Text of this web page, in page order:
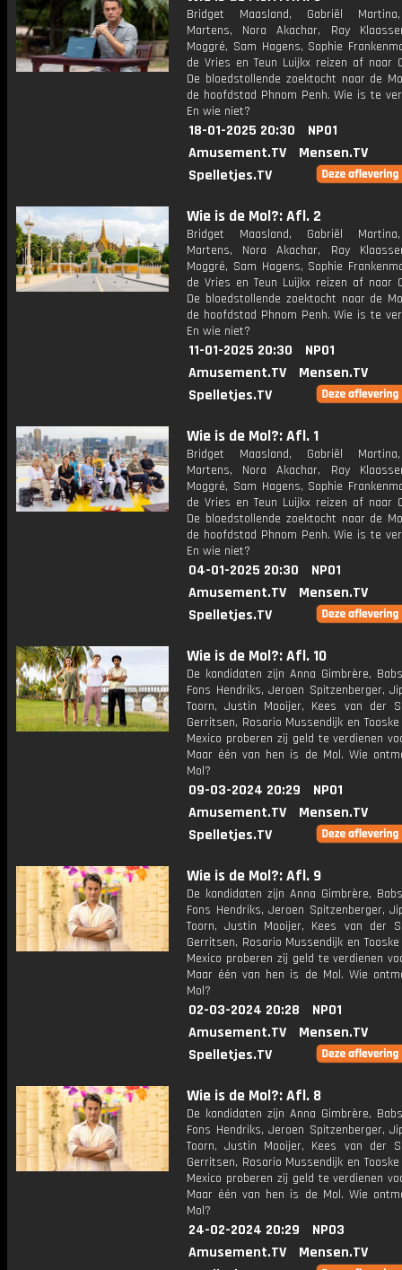
Bridget Maasland, Gabriël
Martens, Nora Akachar, Ray
Moggré, Sam Hagens, Sophie
de Vries en Teun Luijkx reizen af naar
De bloedstollende zoektocht naar de
de hoofdstad Phnom Penh. Wie is te
En wie niet?
18-01-2025 20:30
NPO1
Amusement.TV
Mensen.TV
Spelletjes.TV
Wie is de Mol?: Afl. 2
Bridget Maasland, Gabriël
Martens, Nora Akachar, Ray
Moggré, Sam Hagens, Sophie
de Vries en Teun Luijkx reizen af naar
De bloedstollende zoektocht naar de
de hoofdstad Phnom Penh. Wie is te
En wie niet?
11-01-2025 20:30
NPO1
Amusement.TV
Mensen.TV
Spelletjes.TV
Wie is de Mol?: Afl. 1
Bridget Maasland, Gabriël
Martens, Nora Akachar, Ray
Moggré, Sam Hagens, Sophie
de Vries en Teun Luijkx reizen af naar
De bloedstollende zoektocht naar de
de hoofdstad Phnom Penh. Wie is te
En wie niet?
04-01-2025 20:30
NPO1
Amusement.TV
Mensen.TV
Spelletjes.TV
Wie is de Mol?: Afl. 10
De kandidaten zijn Anna Gimbrère,
Fons Hendriks, Jeroen Spitzenberger,
Toorn, Justin Mooijer, Kees van der
Gerritsen, Rosario Mussendijk en
Mexico proberen zij geld te verdienen
Maar één van hen is de Mol. Wie
Mol?
09-03-2024 20:29
NPO1
Amusement.TV
Mensen.TV
Spelletjes.TV
Wie is de Mol?: Afl. 9
De kandidaten zijn Anna Gimbrère,
Fons Hendriks, Jeroen Spitzenberger,
Toorn, Justin Mooijer, Kees van der
Gerritsen, Rosario Mussendijk en
Mexico proberen zij geld te verdienen
Maar één van hen is de Mol. Wie
Mol?
02-03-2024 20:28
NPO1
Amusement.TV
Mensen.TV
Spelletjes.TV
Wie is de Mol?: Afl. 8
De kandidaten zijn Anna Gimbrère,
Fons Hendriks, Jeroen Spitzenberger,
Toorn, Justin Mooijer, Kees van der
Gerritsen, Rosario Mussendijk en
Mexico proberen zij geld te verdienen
Maar één van hen is de Mol. Wie
Mol?
24-02-2024 20:29
NPO3
Amusement.TV
Mensen.TV